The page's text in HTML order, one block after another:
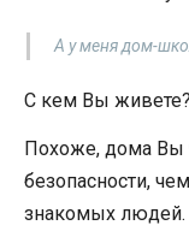
А у меня дом-
С кем Вы живете?
Похоже, дома Вы
безопасности,
знакомых людей.